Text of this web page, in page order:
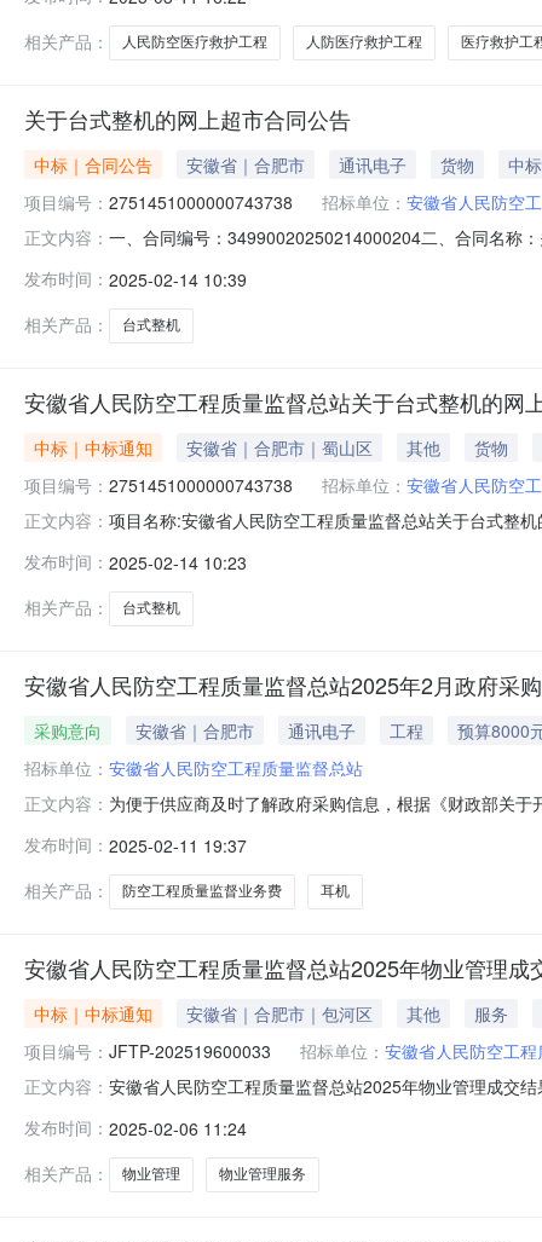
或核
相关产品：
人民防空医疗救护工程 人防医疗救护工程 医疗救护工
关于台式整机的网上超市合同公告
中标｜合同公告 安徽省｜合肥市 通讯电子 货物
中
项目编号： 2751451000000743738 招标单位： 安徽省人民防空
正文内容： 一、合同编号：34990020250214000204二、合同名称
营部地址：安徽省合肥市蜀山区合肥市蜀山区华冶金石
发布时间： 2025-02-14 10:39
相关产品：
台式整机
安徽省人民防空工程质量监督总站关于台式整机的网
中标｜中标通知 安徽省｜合肥市｜蜀山区 其他
货物
项目编号： 2751451000000743738 招标单位： 安徽省人民防空
正文内容： 项目名称:安徽省人民防空工程质量监督总站关于台式整
采购单位信息采购单位名称:安徽省人民防空工程质量监
发布时间： 2025-02-14 10:23
相关产品：
台式整机
安徽省人民防空工程质量监督总站2025年2月政府采
采购意向 安徽省｜合肥市 通讯电子 工程
预算8000
招标单位： 安徽省人民防空工程质量监督总站
正文内容： 为便于供应商及时了解政府采购信息，根据《财政部关
理器：兆芯KX-U6780ACPU频率：2.7GHz总线规格：
显卡：
发布时间： 2025-02-11 19:37
相关产品：
防空工程质量监督业务费 耳机
安徽省人民防空工程质量监督总站2025年物业管理成
中标｜中标通知 安徽省｜合肥市｜包河区 其他
服务
项目编号： JFTP-202519600033 招标单位： 安徽省人民防空工
正文内容： 安徽省人民防空工程质量监督总站2025年物业管理成交
供应商名称服务名称服务范围服务要求服务时间服务标
发布时间： 2025-02-06 11:24
相关产品：
物业管理 物业管理服务